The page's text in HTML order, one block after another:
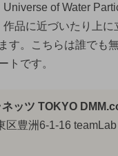
of Water
品に近づいたり上に
す。こちらは誰でも
トです。
ッツ TOKYO
区豊洲6-1-16